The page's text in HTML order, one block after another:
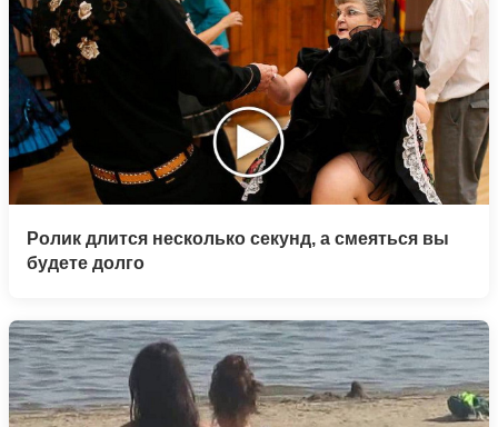
Ролик длится несколько секунд, а смеяться вы
будете долго